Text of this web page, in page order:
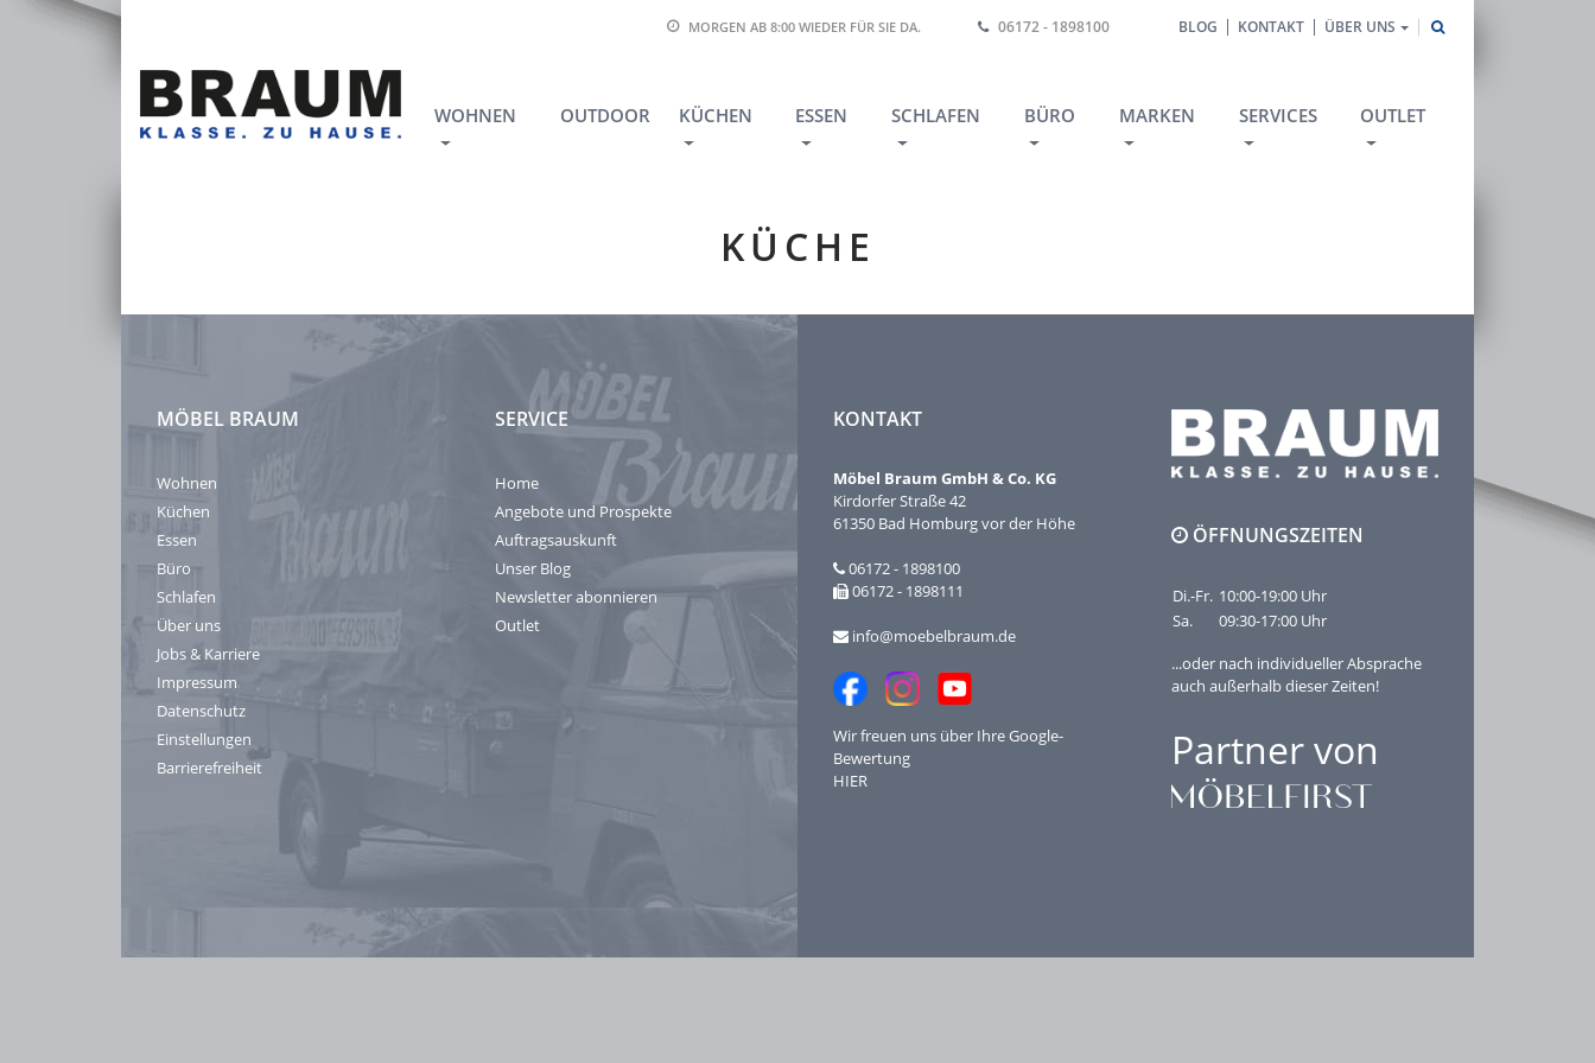
MORGEN AB 8:00 WIEDER FÜR SIE DA. 06172 - 1898100 BLOG KONTAKT ÜBER UNS
WOHNEN OUTDOOR KÜCHEN ESSEN SCHLAFEN BÜRO MARKEN SERVICES OUTLET
KÜCHE
MÖBEL BRAUM
Wohnen
Küchen
Essen
Büro
Schlafen
Über uns
Jobs & Karriere
Impressum
Datenschutz
Einstellungen
Barrierefreiheit
SERVICE
Home
Angebote und Prospekte
Auftragsauskunft
Unser Blog
Newsletter abonnieren
Outlet
KONTAKT
Möbel Braum GmbH & Co. KG
Kirdorfer Straße 42
61350 Bad Homburg vor der Höhe
06172 - 1898100
06172 - 1898111
info@moebelbraum.de
Wir freuen uns über IhreGoogle-
Bewertung
HIER
ÖFFNUNGSZEITEN
Di.-Fr. 10:00-19:00 Uhr
Sa.
09:30-17:00 Uhr
...oder nach individueller Absprache
auch außerhalb dieser Zeiten!
Partner von